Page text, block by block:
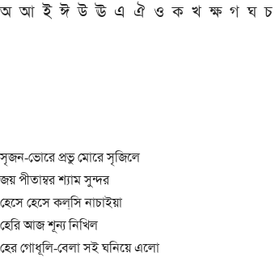
অ আ ই ঈ উ ঊ এ ঐ ও ক খ ক্ষ গ ঘ চ
সৃজন-ভোরে প্রভু মোরে সৃজিলে
জয় পীতাম্বর শ্যাম সুন্দর
হেসে হেসে কল্‌সি নাচাইয়া
হেরি আজ শূন্য নিখিল
হের গোধূলি-বেলা সই ঘনিয়ে এলো